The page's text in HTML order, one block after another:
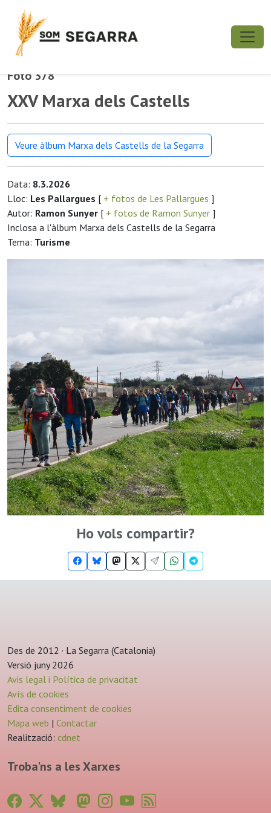
Foto 378
XXV Marxa dels Castells
Veure àlbum Marxa dels Castells de la Segarra
Data: 8.3.2026
Lloc: Les Pallargues [ + fotos de Les Pallargues ]
Autor: Ramon Sunyer [ + fotos de Ramon Sunyer ]
Inclosa a l'àlbum Marxa dels Castells de la Segarra
Tema: Turisme
Ho vols compartir?
Des de 2012 · La Segarra (Catalonia)
Versió juny 2026
Avis legal i Política de privacitat
Avís de cookies
Edita consentiment de cookies
Mapa web | Contactar
Realització: cdnet
Troba'ns a les Xarxes